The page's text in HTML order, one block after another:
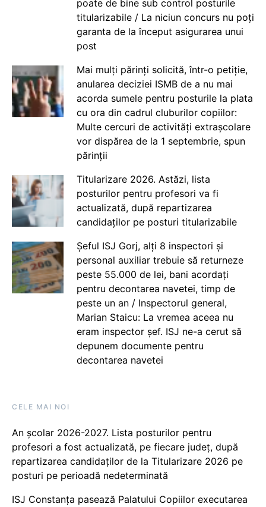
poate de bine sub control posturile
titularizabile / La niciun concurs nu poți
garanta de la început asigurarea unui
post
Mai mulți părinți solicită, într-o petiție,
anularea deciziei ISMB de a nu mai
acorda sumele pentru posturile la plata
cu ora din cadrul cluburilor copiilor:
Multe cercuri de activități extrașcolare
vor dispărea de la 1 septembrie, spun
părinții
Titularizare 2026. Astăzi, lista
posturilor pentru profesori va fi
actualizată, după repartizarea
candidaților pe posturi titularizabile
Șeful ISJ Gorj, alți 8 inspectori și
personal auxiliar trebuie să returneze
peste 55.000 de lei, bani acordați
pentru decontarea navetei, timp de
peste un an / Inspectorul general,
Marian Staicu: La vremea aceea nu
eram inspector șef. ISJ ne-a cerut să
depunem documente pentru
decontarea navetei
CELE MAI NOI
An școlar 2026-2027. Lista posturilor pentru
profesori a fost actualizată, pe fiecare județ, după
repartizarea candidaților de la Titularizare 2026 pe
posturi pe perioadă nedeterminată
ISJ Constanța pasează Palatului Copiilor executarea